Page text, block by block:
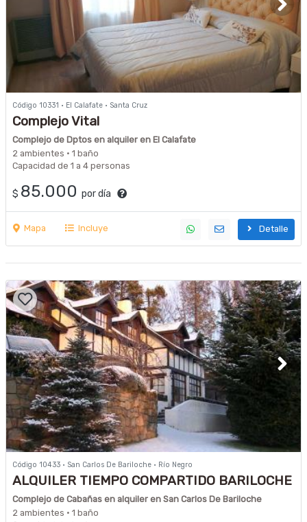
Código 10331 · El Calafate · Santa Cruz
Complejo Vital
Complejo de Dptos en alquiler en El Calafate
2 ambientes · 1 baño
Capacidad de 1 a 4 personas
$ 85.000 por día
Mapa Incluye Detalle
Código 10433 · San Carlos De Bariloche · Río Negro
ALQUILER TIEMPO COMPARTIDO BARILOCHE
Complejo de Cabañas en alquiler en San Carlos De Bariloche
2 ambientes · 1 baño